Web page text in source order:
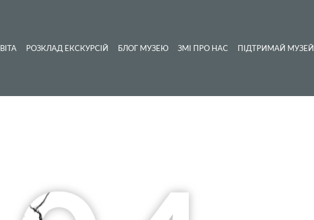
РОЗКЛАД ЕКСКУРСІЙ БЛОГ МУЗЕЮ ЗМІ ПРО НАС ПІДТРИМАЙ МУЗЕЙ